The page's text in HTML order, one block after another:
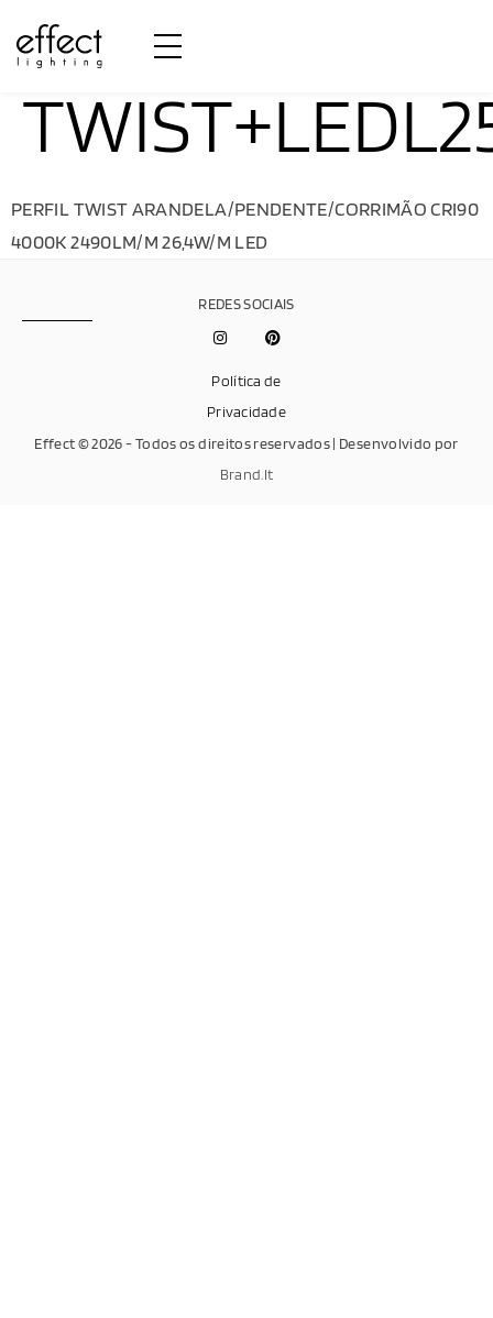
PERFIL TWIST ARANDELA/PENDENTE/CORRIMÃO CRI90
4000K 2490LM/M 26,4W/M LED
Effect © 2026 - Todos os direitos reservados | Desenvolvido por
Brand.It
Política de
Privacidade
REDES SOCIAIS